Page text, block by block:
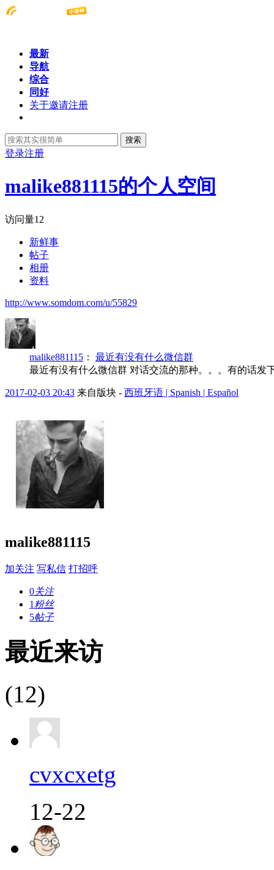
最新
导航
综合
同好
关于邀请注册
搜索
登录注册
malike881115的个人空间
访问量12
新鲜事
帖子
相册
资料
http://www.somdom.com/u/55829
malike881115 ： 最近有没有什么微信群
最近有没有什么微信群 对话交流的那种。。。有的话发
2017-02-03 20:43 来自版块 - 西班牙语 | Spanish | Español
malike881115
加关注 写私信 打招呼
0关注
1 粉丝
5帖子
最近来访
(12)
cvxcxetg
12-22